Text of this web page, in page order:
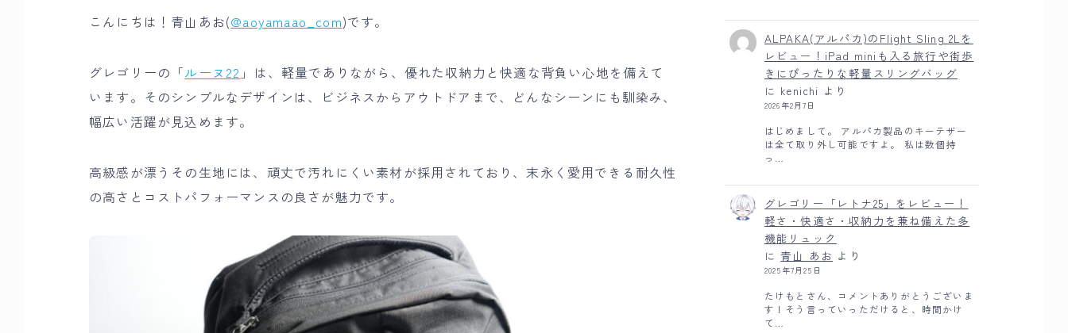
こんにちは！青山あお(@aoyamaao_com)です。
グレゴリーの「ルーヌ22 」は、軽量でありながら、優れた収納力と快適な背負い心地を備えて
います。そのシンプルなデザインは、ビジネスからアウトドアまで、どんなシーンにも馴染み、
幅広い活躍が見込めます。
高級感が漂うその生地には、頑丈で汚れにくい素材が採用されており、末永く愛用できる耐久性
の高さとコストパフォーマンスの良さが魅力です。
ALPAKA(アルパカ)のFlight Sling 2Lを
レビュー！iPad miniも入る旅行や街歩
きにぴったりな軽量スリングバッグ
に kenichi より
2026年2月7日
はじめまして。 アルパカ製品のキーテザー
は全て取り外し可能ですよ。 私は数個持
っ…
グレゴリー「レトナ25」をレビュー！
軽さ・快適さ・収納力を兼ね備えた多
機能リュック
に青山 あお より
2025年7月25日
たけもとさん、コメントありがとうございま
す！そう言っていっただけると、時間かけ
て…